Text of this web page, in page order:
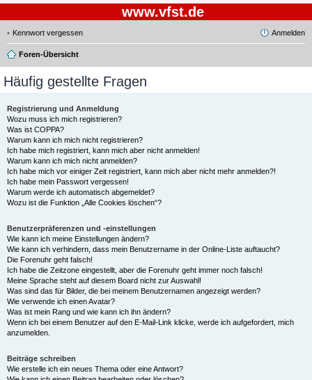
www.vfst.de
Kennwort vergessen Anmelden
Foren-Übersicht
Häufig gestellte Fragen
Registrierung und Anmeldung
Wozu muss ich mich registrieren?
Was ist COPPA?
Warum kann ich mich nicht registrieren?
Ich habe mich registriert, kann mich aber nicht anmelden!
Warum kann ich mich nicht anmelden?
Ich habe mich vor einiger Zeit registriert, kann mich aber nicht mehr anmelden?!
Ich habe mein Passwort vergessen!
Warum werde ich automatisch abgemeldet?
Wozu ist die Funktion „Alle Cookies löschen“?
Benutzerpräferenzen und -einstellungen
Wie kann ich meine Einstellungen ändern?
Wie kann ich verhindern, dass mein Benutzername in der Online-Liste auftaucht?
Die Forenuhr geht falsch!
Ich habe die Zeitzone eingestellt, aber die Forenuhr geht immer noch falsch!
Meine Sprache steht auf diesem Board nicht zur Auswahl!
Was sind das für Bilder, die bei meinem Benutzernamen angezeigt werden?
Wie verwende ich einen Avatar?
Was ist mein Rang und wie kann ich ihn ändern?
Wenn ich bei einem Benutzer auf den E-Mail-Link klicke, werde ich aufgefordert, mich
anzumelden.
Beiträge schreiben
Wie erstelle ich ein neues Thema oder eine Antwort?